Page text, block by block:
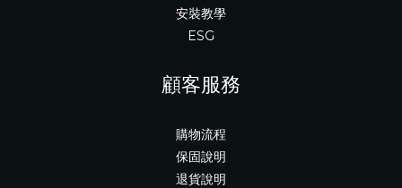
安裝教學
ESG
顧客服務
購物流程
保固說明
退貨說明